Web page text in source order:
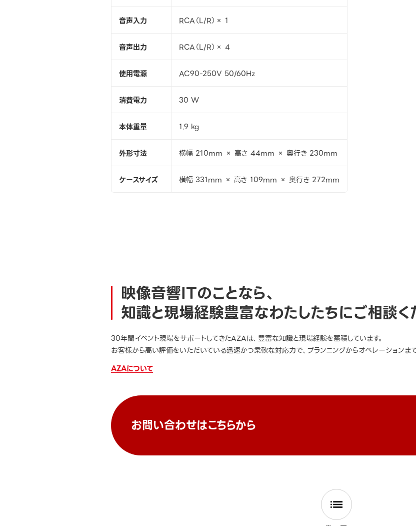
音声入力 RCA（L/R）× 1
音声出力 RCA（L/R）× 4
使用電源 AC90-250V 50/60Hz
消費電力 30 W
本体重量 1.9 kg
外形寸法 横幅 210mm × 高さ 44mm × 奥行き 230mm
ケースサイズ 横幅 331mm × 高さ 109mm × 奥行き 272mm
映像音響ITのことなら、
知識と現場経験豊富なわたしたちにご相談く
30年間イベント現場をサポートしてきたAZAは、豊富な知識と現場経験を蓄積しています。
お客様から高い評価をいただいている迅速かつ柔軟な対応力で、プランニングからオペレーションま
AZAについて
お問い合わせはこちらから